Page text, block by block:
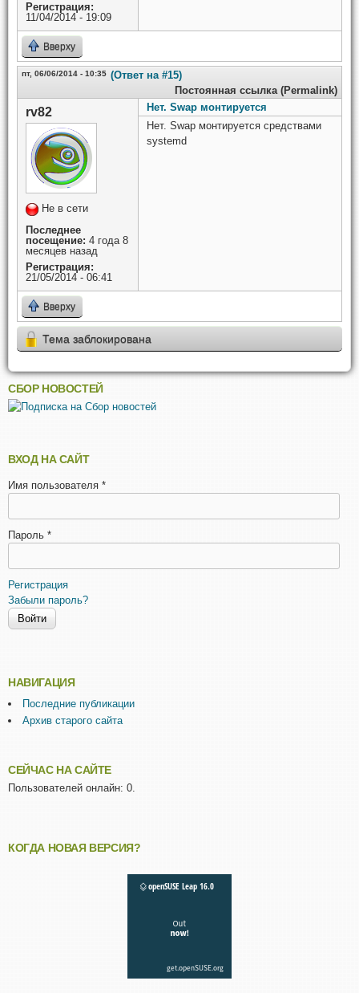
Регистрация:
11/04/2014 - 19:09
Вверху
пт, 06/06/2014 - 10:35 (Ответ на #15)
Постоянная ссылка (Permalink)
rv82
Не в сети
Последнее
посещение: 4 года 8
месяцев назад
Регистрация:
21/05/2014 - 06:41
Нет. Swap монтируется
Нет. Swap монтируется средствами
systemd
Вверху
Тема заблокирована
СБОР НОВОСТЕЙ
ВХОД НА САЙТ
Имя пользователя *
Пароль *
Регистрация
Забыли пароль?
НАВИГАЦИЯ
Последние публикации
Архив старого сайта
СЕЙЧАС НА САЙТЕ
Пользователей онлайн: 0.
КОГДА НОВАЯ ВЕРСИЯ?